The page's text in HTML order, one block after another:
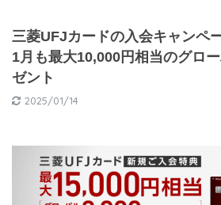
三菱UFJカードの入会キャンペ
1月も最大10,000円相当のグロ
ゼント
2025/01/14